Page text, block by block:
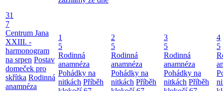
31
7
Centrum Jana
XXIII. -
harmonogram
na srpen Postav
domeček pro
skřítka Rodinná
anamnéza
1
5
Rodinná
anamnéza
Pohádky na
nitkách Příběh
2
5
Rodinná
anamnéza
Pohádky na
nitkách Příběh
3
5
Rodinná
anamnéza
Pohádky na
nitkách Příběh
4
5